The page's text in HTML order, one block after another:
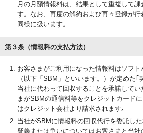
月の月額情報料は、結果として重複して課
す。なお、再度の解約および再々登録が
同様に扱います。
第３条（情報料の支払方法）
お客さまがご利用になった情報料はソフ
（以下「SBM」といいます。）が定めた
当社に代わって回収することを承諾して
まがSBMの通信料等をクレジットカード
はクレジット会社より請求されます｡
当社がSBMに情報料の回収代行を委託し
疑義または争いについてはお客さまと当